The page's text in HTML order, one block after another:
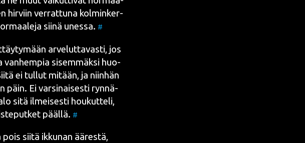
hir­viin ver­rat­tu­na kol­min­ker­
sii­nä unes­sa. #
arve­lut­ta­vas­ti, jos
van­hem­pia sisem­mäk­si huo­
ei tul­lut mitään, ja niin­hän
päin. Ei var­si­nai­ses­ti ryn­nä­
sitä ilmei­ses­ti hou­kut­te­li,
pääl­lä. #
sii­tä ikku­nan ääres­tä,